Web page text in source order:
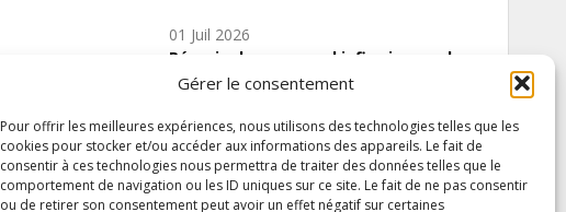
Gérer le consentement
Pour offrir les meilleures expériences, nous utilisons des technologies telles que les
cookies pour stocker et/ou accéder aux informations des appareils. Le fait de
consentir à ces technologies nous permettra de traiter des données telles que le
comportement de navigation ou les ID uniques sur ce site. Le fait de ne pas consentir
ou de retirer son consentement peut avoir un effet négatif sur certaines
01 Juil 2026
Pénurie du personnel infirmier :quels
indicateurs d’offre de soins pour
Inscrivez-vous à notre newsletter